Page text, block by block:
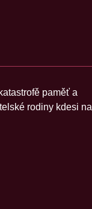
paměť a
rodiny kdesi na